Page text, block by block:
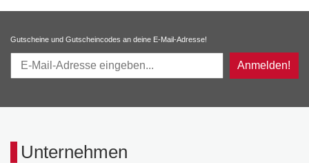
Gutscheine und Gutscheincodes an deine E-Mail-Adresse!
Anmelden!
Unternehmen